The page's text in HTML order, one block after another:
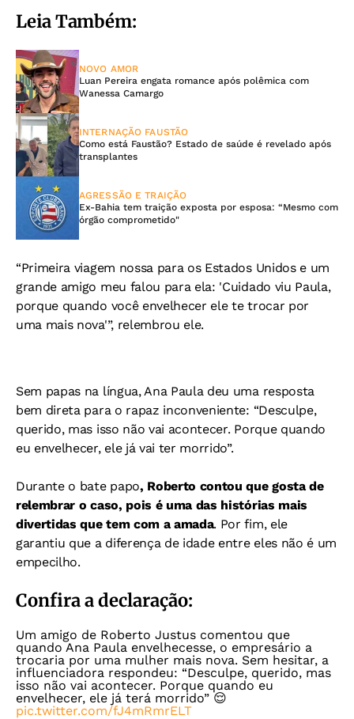
Leia Também:
NOVO AMOR
Luan Pereira engata romance após polêmica com
Wanessa Camargo
INTERNAÇÃO FAUSTÃO
Como está Faustão? Estado de saúde é revelado após
transplantes
AGRESSÃO E TRAIÇÃO
Ex-Bahia tem traição exposta por esposa: “Mesmo com
órgão comprometido"
“Primeira viagem nossa para os Estados Unidos e um
grande amigo meu falou para ela: 'Cuidado viu Paula,
porque quando você envelhecer ele te trocar por
uma mais nova'”, relembrou ele.
Sem papas na língua, Ana Paula deu uma resposta
bem direta para o rapaz inconveniente: “Desculpe,
querido, mas isso não vai acontecer. Porque quando
eu envelhecer, ele já vai ter morrido”.
Durante o bate papo, Roberto contou que gosta de
relembrar o caso, pois é uma das histórias mais
divertidas que tem com a amada. Por fim, ele
garantiu que a diferença de idade entre eles não é um
empecilho.
Confira a declaração:
Um amigo de Roberto Justus comentou que
quando Ana Paula envelhecesse, o empresário a
trocaria por uma mulher mais nova. Sem hesitar, a
influenciadora respondeu: “Desculpe, querido, mas
isso não vai acontecer. Porque quando eu
envelhecer, ele já terá morrido” 😌
pic.twitter.com/fJ4mRmrELT